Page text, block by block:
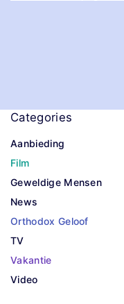
Categories
Aanbieding
Film
Geweldige Mensen
News
Orthodox Geloof
TV
Vakantie
Video